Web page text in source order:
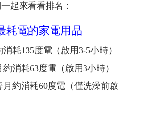
起來看看排名：
耗電的家電用品
耗135度電（啟用3-5小時）
消耗63度電（啟用3小時）
月約消耗60度電（僅洗澡前啟